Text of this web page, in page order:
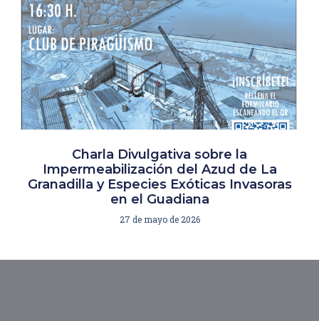
Charla Divulgativa sobre la
Impermeabilización del Azud de La
Granadilla y Especies Exóticas Invasoras
en el Guadiana
27 de mayo de 2026